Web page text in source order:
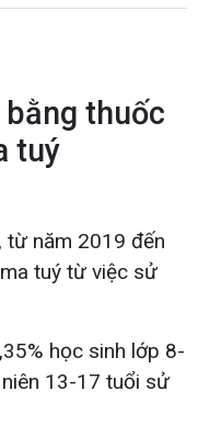
thuốc
tuý
từ năm 2019 đến
tuý từ việc sử
học sinh lớp 8-
13-17 tuổi sử